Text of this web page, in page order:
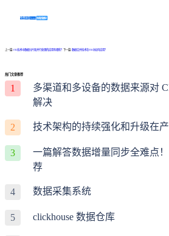
免费体验Demo 咨询方案
上一篇: ETL技术中数据分片和并行处理的应用有哪些？ 下一篇: 数据合并技术在ETL中如何应用？
热门文章推荐
1
多渠道和多设备的数据来源对
解决
2 技术架构的持续强化和升级在
3
一篇解答数据增量同步全难点
荐
4 数据采集系统
5 clickhouse 数据仓库